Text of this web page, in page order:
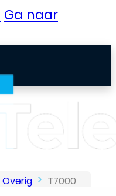
Ga naar
Overig
T7000